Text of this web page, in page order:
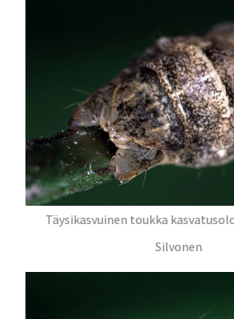
Täysikasvuinen toukka
Silvonen